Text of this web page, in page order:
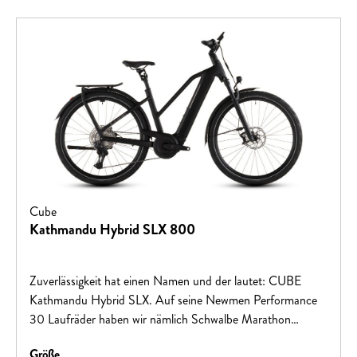
Cube
Kathmandu Hybrid SLX 800
Zuverlässigkeit hat einen Namen und der lautet: CUBE
Kathmandu Hybrid SLX. Auf seine Newmen Performance
30 Laufräder haben wir nämlich Schwalbe Marathon